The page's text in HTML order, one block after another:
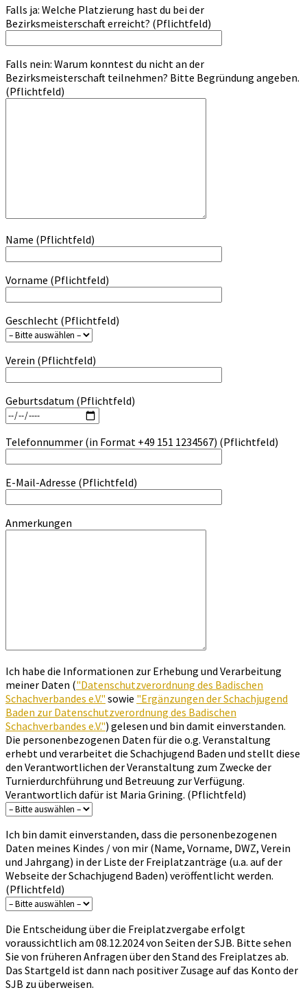
Falls ja: Welche Platzierung hast du bei der
Bezirksmeisterschaft erreicht? (Pflichtfeld)
Falls nein: Warum konntest du nicht an der
Bezirksmeisterschaft teilnehmen? Bitte Begründung angeben.
(Pflichtfeld)
Name (Pflichtfeld)
Vorname (Pflichtfeld)
Geschlecht (Pflichtfeld)
Verein (Pflichtfeld)
Geburtsdatum (Pflichtfeld)
Telefonnummer (in Format +49 151 1234567) (Pflichtfeld)
E-Mail-Adresse (Pflichtfeld)
Anmerkungen
Ich habe die Informationen zur Erhebung und Verarbeitung
meiner Daten ("Datenschutzverordnung des Badischen
Schachverbandes e.V." sowie "Ergänzungen der Schachjugend
Baden zur Datenschutzverordnung des Badischen
Schachverbandes e.V.") gelesen und bin damit einverstanden.
Die personenbezogenen Daten für die o.g. Veranstaltung
erhebt und verarbeitet die Schachjugend Baden und stellt diese
den Verantwortlichen der Veranstaltung zum Zwecke der
Turnierdurchführung und Betreuung zur Verfügung.
Verantwortlich dafür ist Maria Grining. (Pflichtfeld)
Ich bin damit einverstanden, dass die personenbezogenen
Daten meines Kindes / von mir (Name, Vorname, DWZ, Verein
und Jahrgang) in der Liste der Freiplatzanträge (u.a. auf der
Webseite der Schachjugend Baden) veröffentlicht werden.
(Pflichtfeld)
Die Entscheidung über die Freiplatzvergabe erfolgt
voraussichtlich am 08.12.2024 von Seiten der SJB. Bitte sehen
Sie von früheren Anfragen über den Stand des Freiplatzes ab.
Das Startgeld ist dann nach positiver Zusage auf das Konto der
SJB zu überweisen.